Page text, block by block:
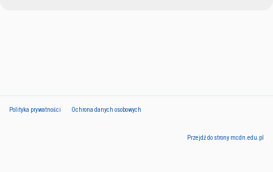
Polityka prywatności Ochrona danych osobowych
Przejdź do strony mcdn.edu.pl